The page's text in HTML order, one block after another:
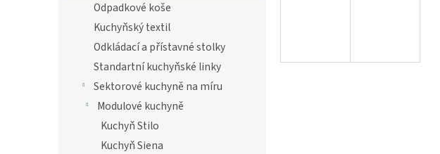
Odpadkové koše
Kuchyňský textil
Odkládací a přístavné stolky
Standartní kuchyňské linky
Sektorové kuchyně na míru
Modulové kuchyně
Kuchyň Stilo
Kuchyň Siena